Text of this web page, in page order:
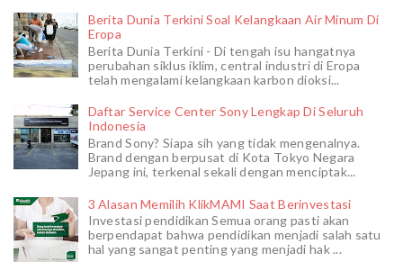
Berita Dunia Terkini Soal Kelangkaan Air Minum Di
Eropa
Berita Dunia Terkini - Di tengah isu hangatnya
perubahan siklus iklim, central industri di Eropa
telah mengalami kelangkaan karbon dioksi...
Daftar Service Center Sony Lengkap Di Seluruh
Indonesia
Brand Sony? Siapa sih yang tidak mengenalnya.
Brand dengan berpusat di Kota Tokyo Negara
Jepang ini, terkenal sekali dengan menciptak...
3 Alasan Memilih KlikMAMI Saat Berinvestasi
Investasi pendidikan Semua orang pasti akan
berpendapat bahwa pendidikan menjadi salah satu
hal yang sangat penting yang menjadi hak ...